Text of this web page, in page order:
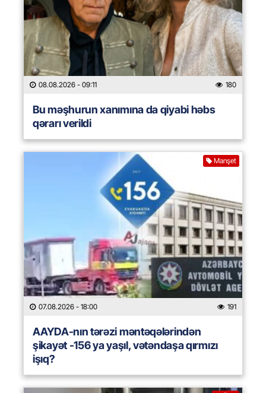
08.08.2026 - 09:11 180
Bu məşhurun xanımına da qiyabi həbs
qərarı verildi
Manşet
07.08.2026 - 18:00 191
AAYDA-nın tərəzi məntəqələrindən
şikayət -156 ya yaşıl, vətəndaşa qırmızı
işıq?